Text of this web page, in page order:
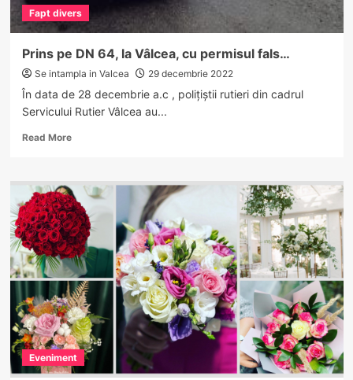
motorină
din
unei
autoutilitare
Fapt divers
Prins pe DN 64, la Vâlcea, cu permisul fals…
Se intampla in Valcea 29 decembrie 2022
În data de 28 decembrie a.c , polițiștii rutieri din cadrul
Servicului Rutier Vâlcea au...
Read MoreRead
pe
DN
64,
la
Vâlcea,
cu
permisul
fals…
Eveniment